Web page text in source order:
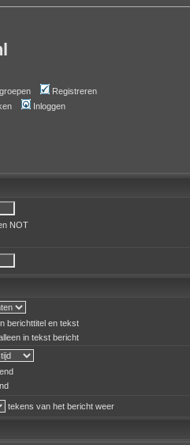
Registreren
Inloggen
NOT
berichttitel en tekst
in tekst bericht
tekens van het bericht weer